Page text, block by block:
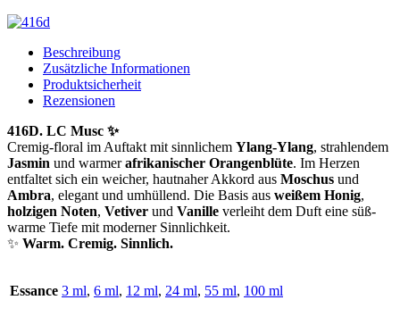
Beschreibung
Zusätzliche Informationen
Produktsicherheit
Rezensionen
416D. LC Musc ✨
Cremig-floral im Auftakt mit sinnlichem Ylang-Ylang, strahlendem
Jasmin und warmerafrikanischer Orangenblüte. Im Herzen
entfaltet sich ein weicher, hautnaher Akkord aus Moschus und
Ambra, elegant und umhüllend. Die Basis aus weißem Honig,
holzigen Noten, Vetiver und Vanille verleiht dem Duft eine süß-
warme Tiefe mit moderner Sinnlichkeit.
✨ Warm. Cremig. Sinnlich.
Essance 3 ml, 6 ml, 12 ml, 24 ml, 55 ml, 100 ml